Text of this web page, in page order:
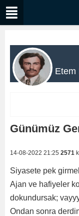
Etem
Günümüz
14-08-2022 21:25 2571
Siyasete pek
Ajan ve hafiyeler
dokundursak;
Ondan sonra